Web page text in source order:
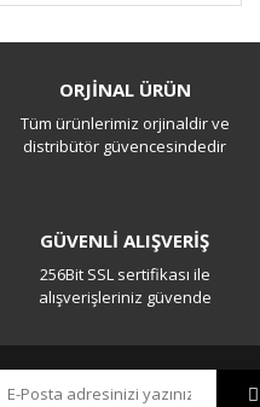
Yaz
ORJİNAL ÜRÜN
Tüm ürünlerimiz orjinaldir ve
distribütör güvencesindedir
GÜVENLİ ALIŞVERİŞ
256Bit SSL sertifikası ile
alışverişleriniz güvende